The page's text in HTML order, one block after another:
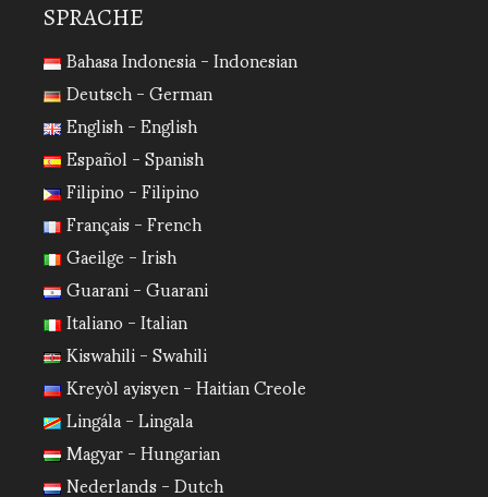
SPRACHE
Bahasa Indonesia - Indonesian
Deutsch - German
English - English
Español - Spanish
Filipino - Filipino
Français - French
Gaeilge - Irish
Guarani - Guarani
Italiano - Italian
Kiswahili - Swahili
Kreyòl ayisyen - Haitian Creole
Lingála - Lingala
Magyar - Hungarian
Nederlands - Dutch